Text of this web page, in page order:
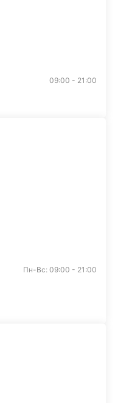
09:00 - 21:00
Пн-Вс: 09:00 - 21:00